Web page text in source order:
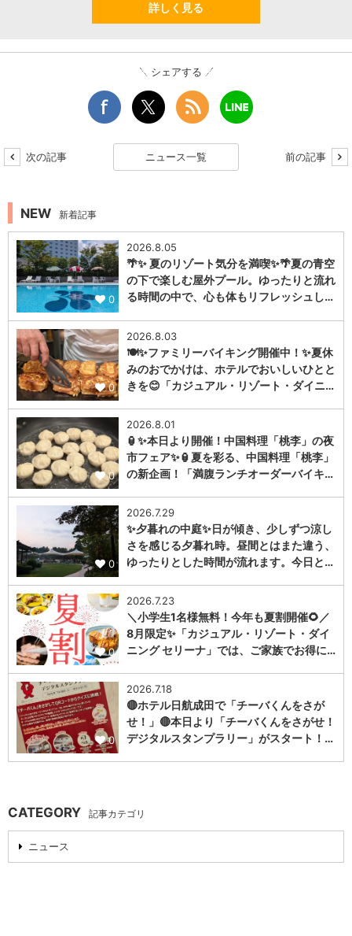
詳しく見る
シェアする
次の記事 ニュース一覧 前の記事
NEW 新着記事
0
2026.8.05
🌴✨ 夏のリゾート気分を満喫✨🌴夏の青空
の下で楽しむ屋外プール。ゆったりと流れ
る時間の中で、心も体もリフレッシュし…
0
2026.8.03
🍽️✨ファミリーバイキング開催中！✨夏休
みのおでかけは、ホテルでおいしいひとと
きを😊「カジュアル・リゾート・ダイニ…
0
2026.8.01
🏮✨本日より開催！中国料理「桃李」の夜
市フェア✨🏮夏を彩る、中国料理「桃李」
の新企画！「満腹ランチオーダーバイキ…
0
2026.7.29
✨夕暮れの中庭✨日が傾き、少しずつ涼し
さを感じる夕暮れ時。昼間とはまた違う、
ゆったりとした時間が流れます。今日と…
0
2026.7.23
＼小学生1名様無料！今年も夏割開催🌻／
8月限定✨「カジュアル・リゾート・ダイ
ニング セリーナ」では、ご家族でお得に…
0
2026.7.18
🔴ホテル日航成田で「チーバくんをさが
せ！」🔴本日より「チーバくんをさがせ！
デジタルスタンプラリー」がスタート！…
CATEGORY 記事カテゴリ
ニュース